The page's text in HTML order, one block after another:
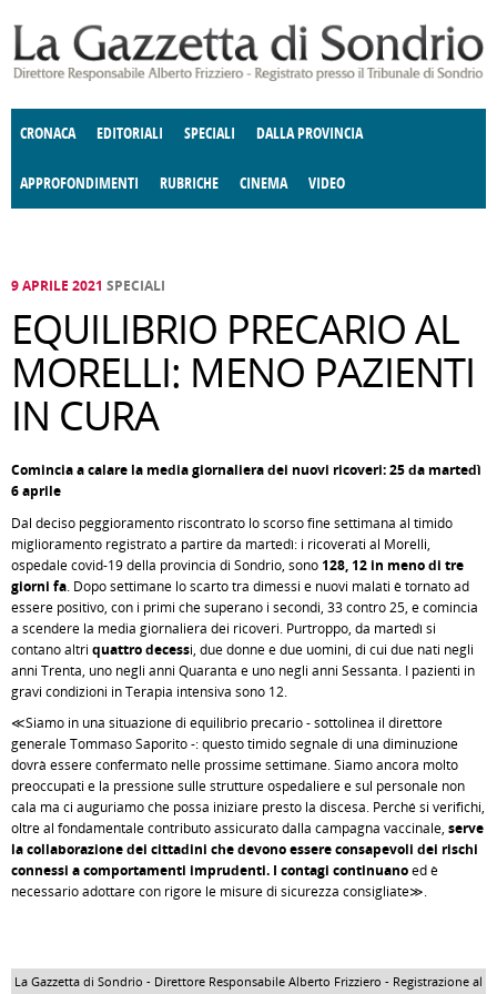
CRONACA EDITORIALI SPECIALI DALLA PROVINCIA
APPROFONDIMENTI
E SPETTACOLI POLITICA
RUBRICHE
DELLE IDEE FATTI DELLO SPIRITO
CINEMA VIDEO
9 APRILE 2021 SPECIALI
EQUILIBRIO PRECARIO AL
MORELLI: MENO PAZIENTI
IN CURA
Comincia a calare la media giornaliera dei nuovi ricoveri: 25 da martedì
6 aprile
Dal deciso peggioramento riscontrato lo scorso fine settimana al timido
miglioramento registrato a partire da martedì: i ricoverati al Morelli,
ospedale covid-19 della provincia di Sondrio, sono128, 12 in meno di tre
giorni fa. Dopo settimane lo scarto tra dimessi e nuovi malati è tornato ad
essere positivo, con i primi che superano i secondi, 33 contro 25, e comincia
a scendere la media giornaliera dei ricoveri. Purtroppo, da martedì si
contano altri quattro decessi, due donne e due uomini, di cui due nati negli
anni Trenta, uno negli anni Quaranta e uno negli anni Sessanta. I pazienti in
gravi condizioni in Terapia intensiva sono 12.
≪Siamo in una situazione di equilibrio precario - sottolinea il direttore
generale Tommaso Saporito -: questo timido segnale di una diminuzione
dovrà essere confermato nelle prossime settimane. Siamo ancora molto
preoccupati e la pressione sulle strutture ospedaliere e sul personale non
cala ma ci auguriamo che possa iniziare presto la discesa. Perché si verifichi,
oltre al fondamentale contributo assicurato dalla campagna vaccinale, serve
la collaborazione dei cittadini che devono essere consapevoli dei rischi
connessi a comportamenti imprudenti. I contagi continuanoed è
necessario adottare con rigore le misure di sicurezza consigliate≫.
La Gazzetta di Sondrio - Direttore Responsabile Alberto Frizziero - Registrazione al